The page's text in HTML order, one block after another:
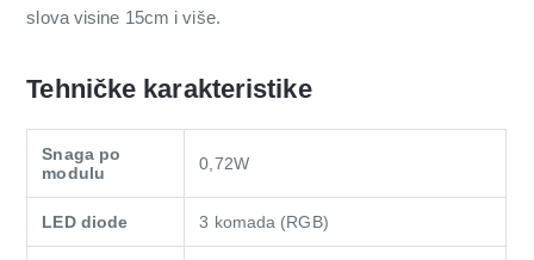
slova visine 15cm i više.
Tehničke karakteristike
Snaga po
modulu
0,72W
LED diode 3 komada (RGB)